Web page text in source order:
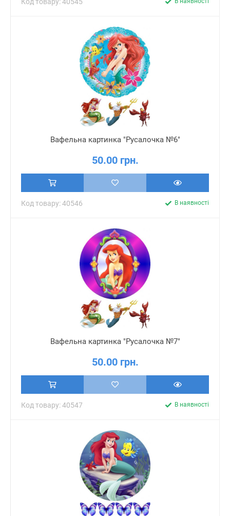
Вафельна картинка "Русалочка №6"
50.00 грн.
Код товару: 40546 В наявності
Вафельна картинка "Русалочка №7"
50.00 грн.
Код товару: 40547 В наявності